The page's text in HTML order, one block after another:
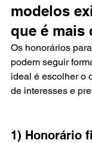
modelos
que é mais
Os honorários
podem seguir
ideal é escolher o
de interesses e
1) Honorário